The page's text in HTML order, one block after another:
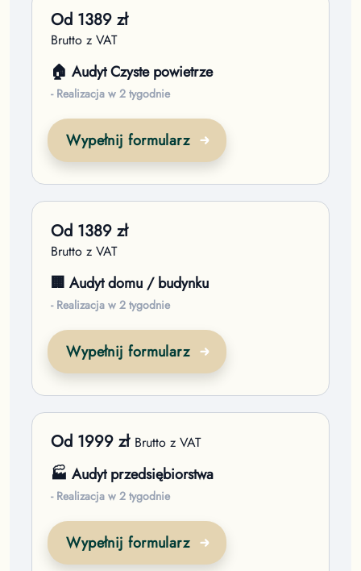
Od 1389 zł
Brutto z VAT
🏠 Audyt Czyste powietrze
- Realizacja w 2 tygodnie
Wypełnij formularz
Od 1389 zł
Brutto z VAT
🏢 Audyt domu / budynku
- Realizacja w 2 tygodnie
Wypełnij formularz
Od 1999 zł Brutto z VAT
🏭 Audyt przedsiębiorstwa
- Realizacja w 2 tygodnie
Wypełnij formularz